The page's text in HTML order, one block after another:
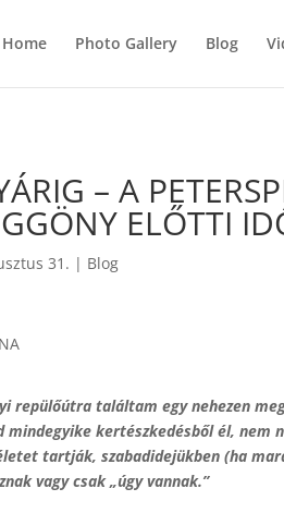
Home
Photo Gallery Blog
– A
ELŐTTI
31. | Blog
repülőútra találtam egy nehezen
mindegyike kertészkedésből él, nem
tartják, szabadidejükben (ha
vagy csak „úgy vannak.”